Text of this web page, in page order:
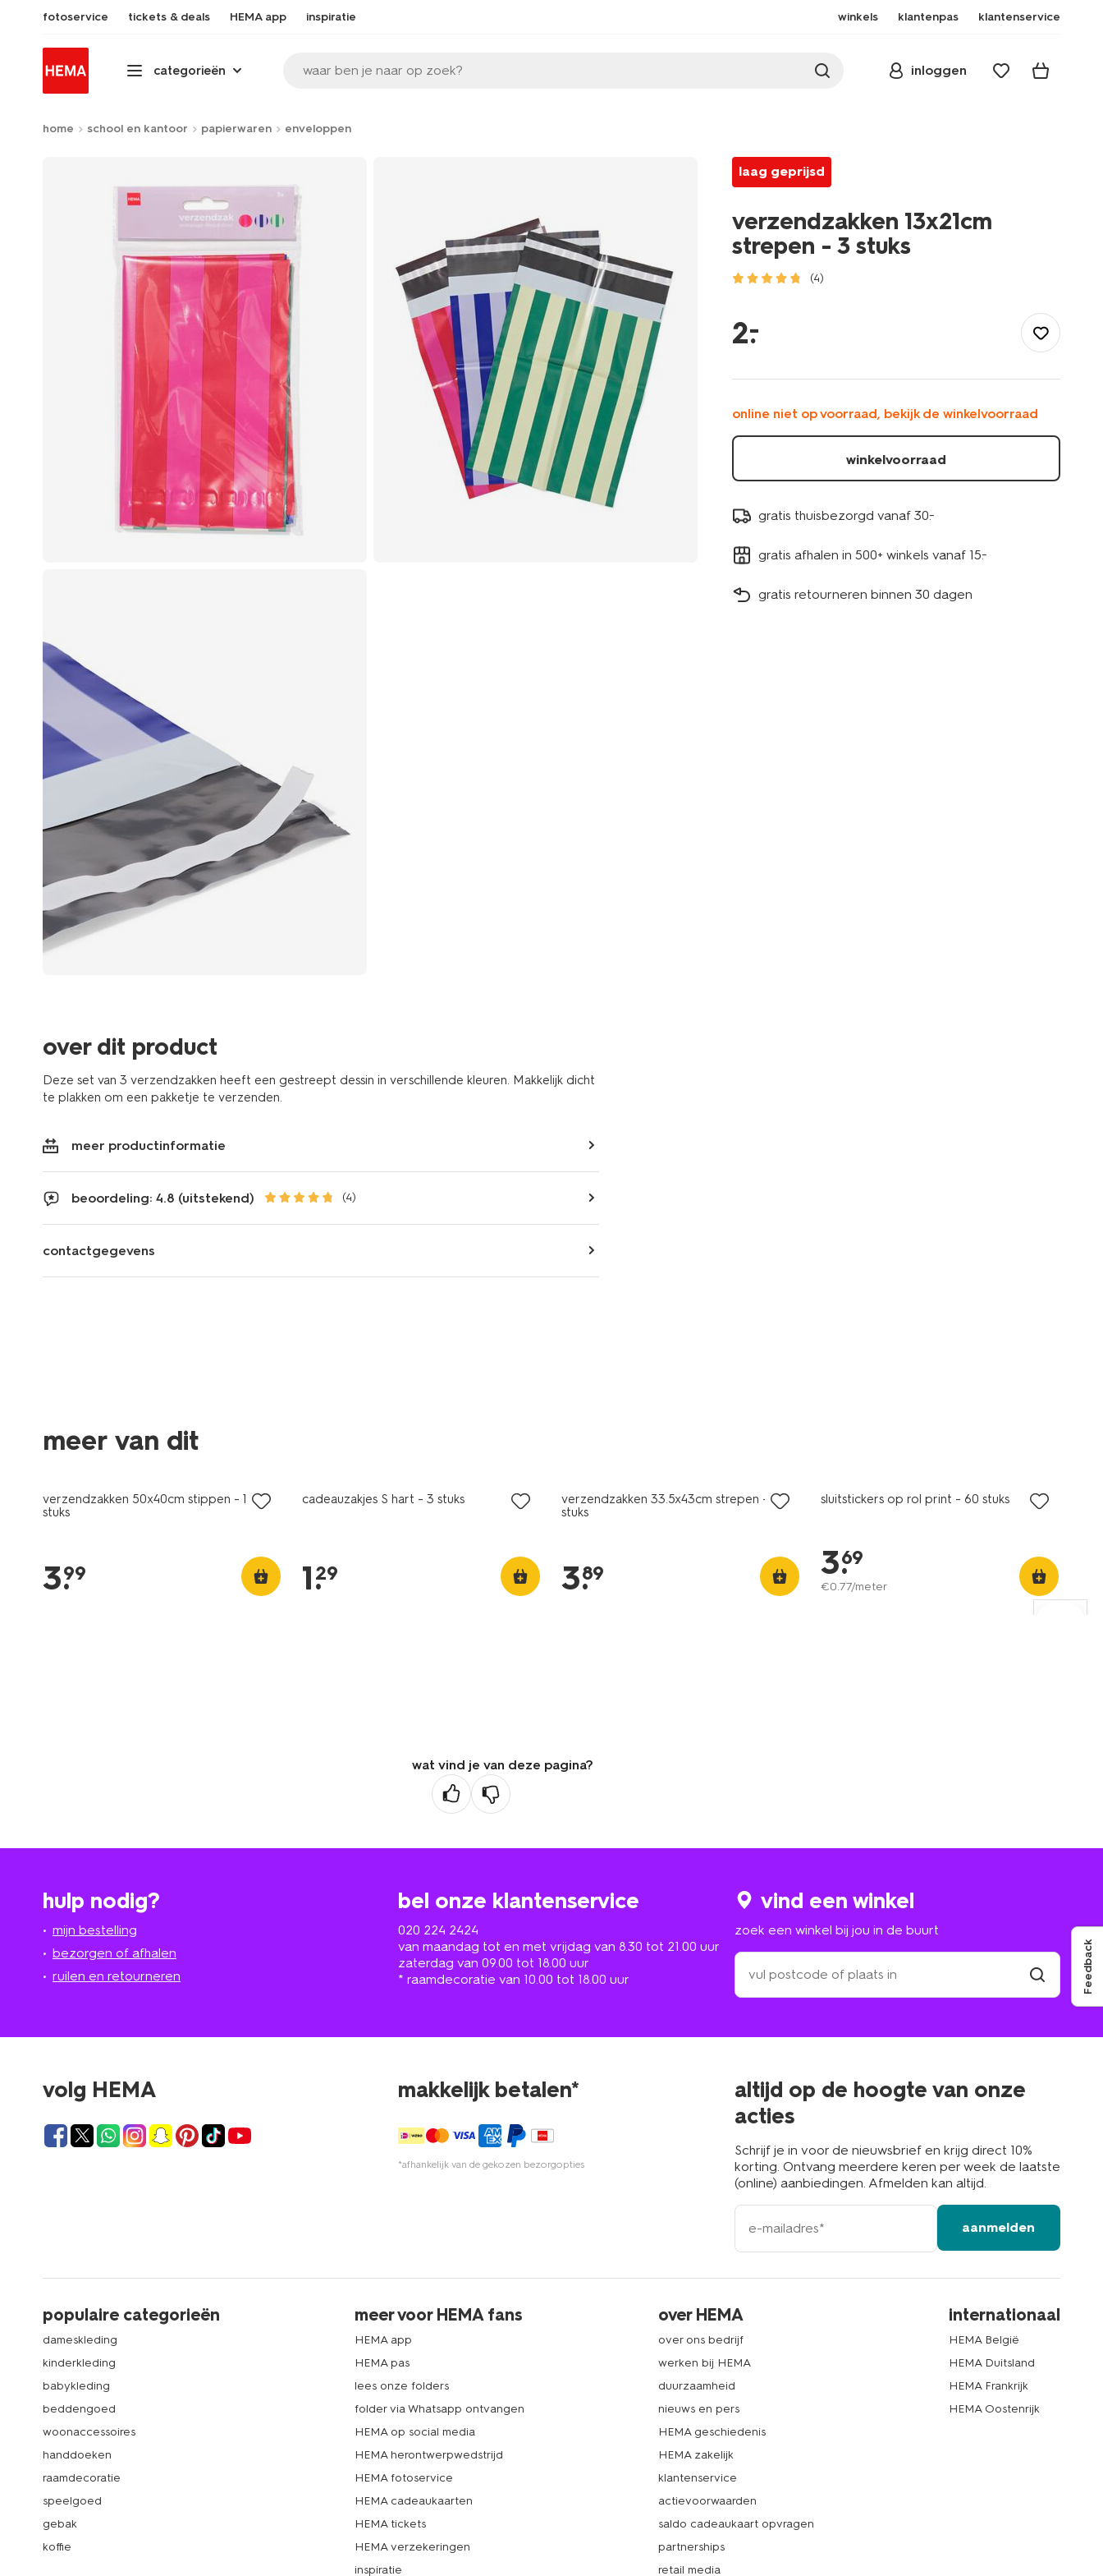
fotoservice tickets & deals HEMA app inspiratie winkels klantenpas klantenservice
categorieën waar ben je naar op zoek? inloggen
home school en kantoor papierwaren enveloppen
over dit product
Deze set van 3 verzendzakken heeft een gestreept dessin in verschillende kleuren. Makkelijk dicht
te plakken om een pakketje te verzenden.
meer productinformatie
beoordeling: 4.8 (uitstekend) (4)
contactgegevens
laag geprijsd
verzendzakken 13x21cm
strepen - 3 stuks
(4)
13x21cm-
14700557.html
2.
–
online niet op voorraad, bekijk de winkelvoorraad
winkelvoorraad
gratis thuisbezorgd vanaf 30.-
gratis afhalen in 500+ winkels vanaf 15.-
gratis retourneren binnen 30 dagen
meer van dit
verzendzakken 50x40cm stippen - 10
stuks
3.
99
cadeauzakjes S hart - 3 stuks
1.
29
verzendzakken 33.5x43cm strepen - 10
stuks
3.
89
sluitstickers op rol print - 60 stuks
3.
69
€0.77/meter
wat vind je van deze pagina?
hulp nodig?
mijn bestelling
bezorgen of afhalen
ruilen en retourneren
bel onze klantenservice
020 224 2424
van maandag tot en met vrijdag van 8.30 tot 21.00 uur
zaterdag van 09.00 tot 18.00 uur
* raamdecoratie van 10.00 tot 18.00 uur
vind een winkel
zoek een winkel bij jou in de buurt
zoek
een
winkel
in
volg HEMA makkelijk betalen*
*afhankelijk van de gekozen bezorgopties
altijd op de hoogte van onze
acties
Schrijf je in voor de nieuwsbrief en krijg direct 10%
korting. Ontvang meerdere keren per week de laatste
(online) aanbiedingen. Afmelden kan altijd.
e-
mailadres
aanmelden
populaire categorieën
dameskleding
kinderkleding
babykleding
beddengoed
woonaccessoires
handdoeken
raamdecoratie
speelgoed
gebak
koffie
meer voor HEMA fans
HEMA app
HEMA pas
lees onze folders
folder via Whatsapp ontvangen
HEMA op social media
HEMA herontwerpwedstrijd
HEMA fotoservice
HEMA cadeaukaarten
HEMA tickets
HEMA verzekeringen
inspiratie
over HEMA
over ons bedrijf
werken bij HEMA
duurzaamheid
nieuws en pers
HEMA geschiedenis
HEMA zakelijk
klantenservice
actievoorwaarden
saldo cadeaukaart opvragen
partnerships
retail media
internationaal
HEMA België
HEMA Duitsland
HEMA Frankrijk
HEMA Oostenrijk
Feedback